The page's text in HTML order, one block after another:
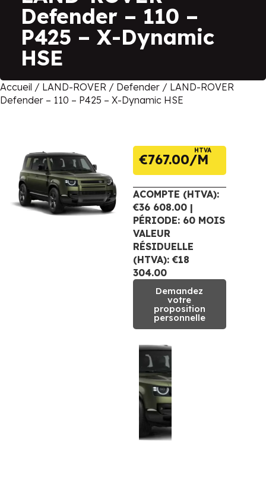
Defender – 110 –
P425 – X-Dynamic
HSE
Accueil / LAND-ROVER / Defender / LAND-ROVER
Defender – 110 – P425 – X-Dynamic HSE
€767.00
HTVA
ACOMPTE (HTVA):
€36 608.00 |
PÉRIODE: 60 MOIS
VALEUR
RÉSIDUELLE
(HTVA): €18
304.00
Demandez
votre
proposition
personnelle